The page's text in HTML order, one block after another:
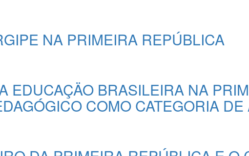
NA PRIMEIRA REPÚBLICA
EDUCAÇÄO BRASILEIRA NA
COMO CATEGORIA